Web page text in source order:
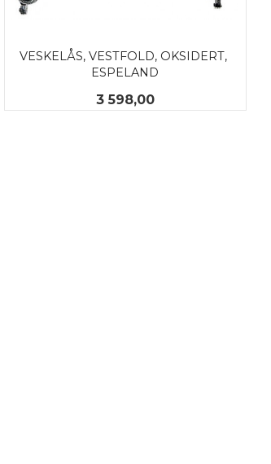
VESKELÅS, VESTFOLD, OKSIDERT,
ESPELAND
Pris
3 598,00